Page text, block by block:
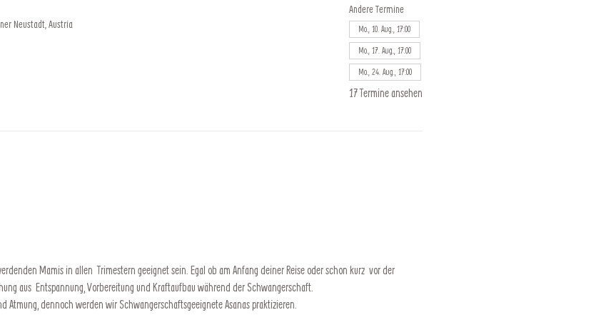
Neustadt, Austria
Andere Termine
Mo., 10. Aug., 17:00
Mo., 17. Aug., 17:00
Mo., 24. Aug., 17:00
17 Termine ansehen
Mamis in allen  Trimestern geeignet sein. Egal ob am Anfang deiner Reise oder schon kurz  vor der
aus  Entspannung, Vorbereitung und Kraftaufbau während der Schwangerschaft.
Atmung, dennoch werden wir Schwangerschaftsgeeignete Asanas praktizieren.